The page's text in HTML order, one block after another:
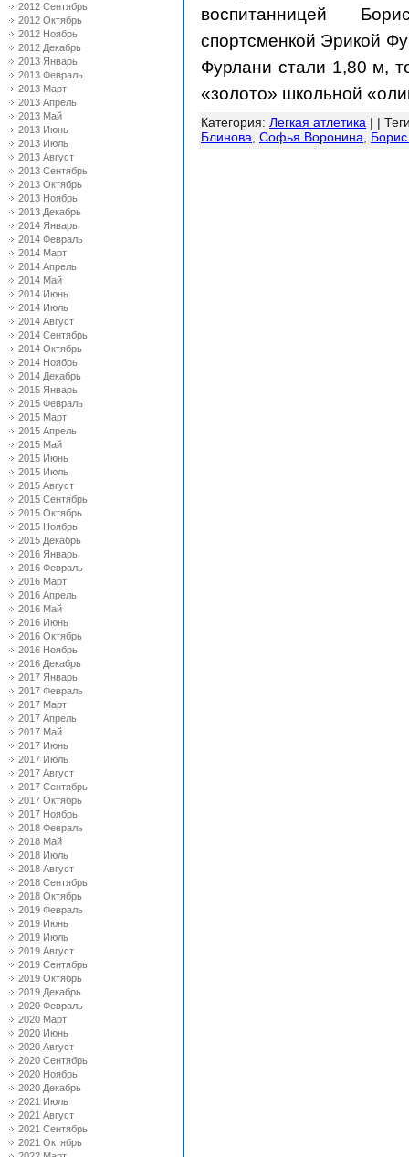
2012 Сентябрь
2012 Октябрь
2012 Ноябрь
2012 Декабрь
2013 Январь
2013 Февраль
2013 Март
2013 Апрель
2013 Май
2013 Июнь
2013 Июль
2013 Август
2013 Сентябрь
2013 Октябрь
2013 Ноябрь
2013 Декабрь
2014 Январь
2014 Февраль
2014 Март
2014 Апрель
2014 Май
2014 Июнь
2014 Июль
2014 Август
2014 Сентябрь
2014 Октябрь
2014 Ноябрь
2014 Декабрь
2015 Январь
2015 Февраль
2015 Март
2015 Апрель
2015 Май
2015 Июнь
2015 Июль
2015 Август
2015 Сентябрь
2015 Октябрь
2015 Ноябрь
2015 Декабрь
2016 Январь
2016 Февраль
2016 Март
2016 Апрель
2016 Май
2016 Июнь
2016 Октябрь
2016 Ноябрь
2016 Декабрь
2017 Январь
2017 Февраль
2017 Март
2017 Апрель
2017 Май
2017 Июнь
2017 Июль
2017 Август
2017 Сентябрь
2017 Октябрь
2017 Ноябрь
2018 Февраль
2018 Май
2018 Июль
2018 Август
2018 Сентябрь
2018 Октябрь
2019 Февраль
2019 Июнь
2019 Июль
2019 Август
2019 Сентябрь
2019 Октябрь
2019 Декабрь
2020 Февраль
2020 Март
2020 Июнь
2020 Август
2020 Сентябрь
2020 Ноябрь
2020 Декабрь
2021 Июль
2021 Август
2021 Сентябрь
2021 Октябрь
воспитанницей
спортсменкой Эрикой
Фурлани стали 1,80 м,
«золото» школьной
Категория: Легкая атлетика | |
Блинова Софья Воронина Борис